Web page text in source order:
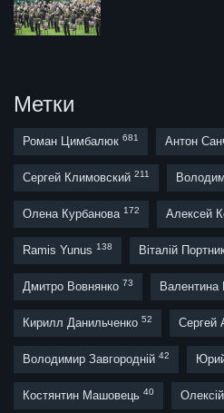
Метки
Роман Цимбалюк 681 Антон
Сергей Климовский 211
Олена Курбанова 172 Алексей
Ramis Yunus 138 Віталій
Дмитро Вовнянко 73 Валентина
Кирилл Данильченко 52 Сергей
Володимир Завгородній 42
Костянтин Машовець 40